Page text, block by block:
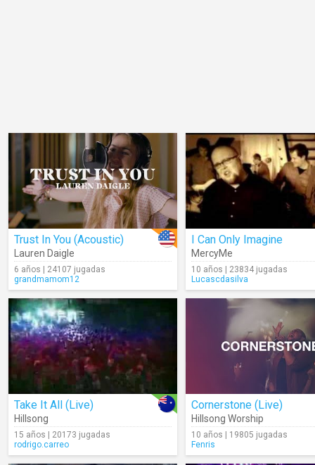
Trust In You (Acoustic)
Lauren Daigle
6 años | 24107 jugadas
grandmamom12
I Can Only Imagine
MercyMe
10 años | 23834 jugadas
Lucascdasilva
Take It All (Live)
Hillsong
15 años | 20173 jugadas
rodrigo.carreo
Cornerstone (Live)
Hillsong Worship
10 años | 19805 jugadas
Fenris